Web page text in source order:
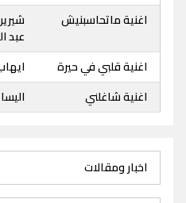
اغنية ماتحاسبنيش
عبد
اغنية قلبي في حيرة
اغنية شاغلني
اليسا
اخبار ومقالات